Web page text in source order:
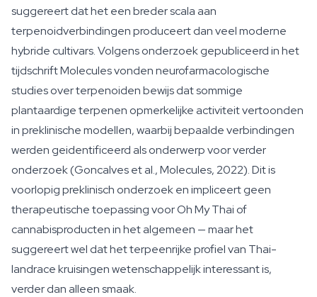
suggereert dat het een breder scala aan
terpenoidverbindingen produceert dan veel moderne
hybride cultivars. Volgens onderzoek gepubliceerd in het
tijdschrift Molecules vonden neurofarmacologische
studies over terpenoiden bewijs dat sommige
plantaardige terpenen opmerkelijke activiteit vertoonden
in preklinische modellen, waarbij bepaalde verbindingen
werden geidentificeerd als onderwerp voor verder
onderzoek (Goncalves et al., Molecules, 2022). Dit is
voorlopig preklinisch onderzoek en impliceert geen
therapeutische toepassing voor Oh My Thai of
cannabisproducten in het algemeen — maar het
suggereert wel dat het terpeenrijke profiel van Thai-
landrace kruisingen wetenschappelijk interessant is,
verder dan alleen smaak.